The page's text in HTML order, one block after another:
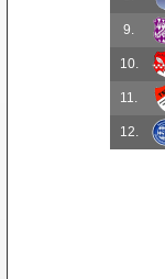
9.
10.
11.
12.